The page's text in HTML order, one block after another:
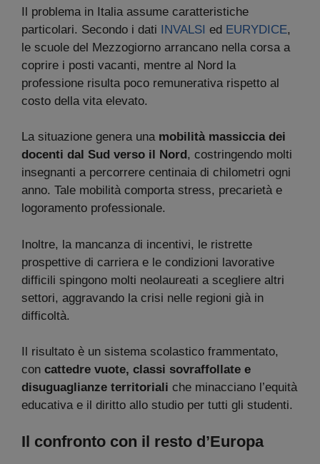
Il problema in Italia assume caratteristiche
particolari. Secondo i dati INVALSI ed EURYDICE,
le scuole del Mezzogiorno arrancano nella corsa a
coprire i posti vacanti, mentre al Nord la
professione risulta poco remunerativa rispetto al
costo della vita elevato.
La situazione genera una mobilità massiccia dei
docenti dal Sud verso il Nord , costringendo molti
insegnanti a percorrere centinaia di chilometri ogni
anno. Tale mobilità comporta stress, precarietà e
logoramento professionale.
Inoltre, la mancanza di incentivi, le ristrette
prospettive di carriera e le condizioni lavorative
difficili spingono molti neolaureati a scegliere altri
settori, aggravando la crisi nelle regioni già in
difficoltà.
Il risultato è un sistema scolastico frammentato,
con cattedre vuote, classi sovraffollate e
disuguaglianze territoriali che minacciano l’equità
educativa e il diritto allo studio per tutti gli studenti.
Il confronto con il resto d’Europa